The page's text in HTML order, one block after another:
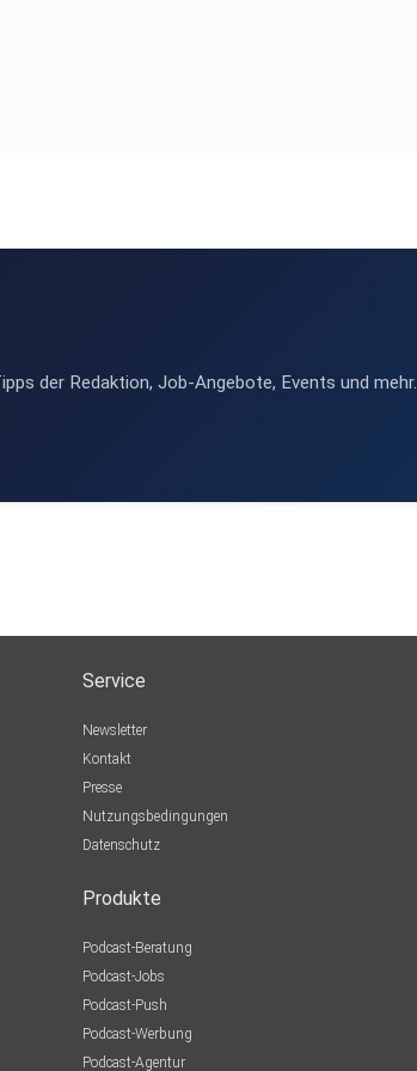
der Redaktion, Job-Angebote, Events und mehr.
Service
Newsletter
Kontakt
Presse
Nutzungsbedingungen
Datenschutz
Produkte
Podcast-Beratung
Podcast-Jobs
Podcast-Push
Podcast-Werbung
Podcast-Agentur